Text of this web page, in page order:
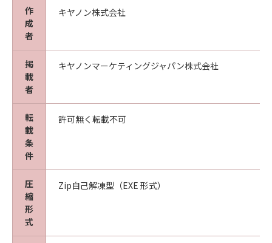
作
成
者
キヤノン株式会社
掲
載
者
キヤノンマーケティングジャパン株式会社
転
載
条
件
許可無く転載不可
圧
縮
形
式
Zip自己解凍型（EXE 形式）